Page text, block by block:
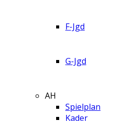
F-Jgd
G-Jgd
AH
Spielplan
Kader